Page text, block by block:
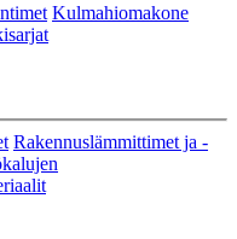
Kulmahiomakone
Rakennuslämmittimet ja -